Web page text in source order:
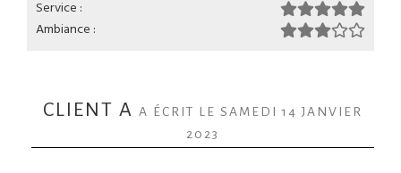
Service :
Ambiance :
CLIENT A A ÉCRIT LE SAMEDI 14 JANVIER
2023